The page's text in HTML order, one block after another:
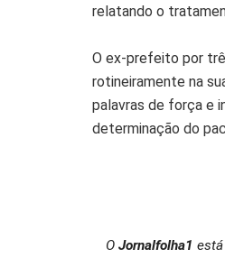
relatando o
O ex-prefeito por
rotineiramente na
palavras de força e
determinação do
O Jornalfolha1